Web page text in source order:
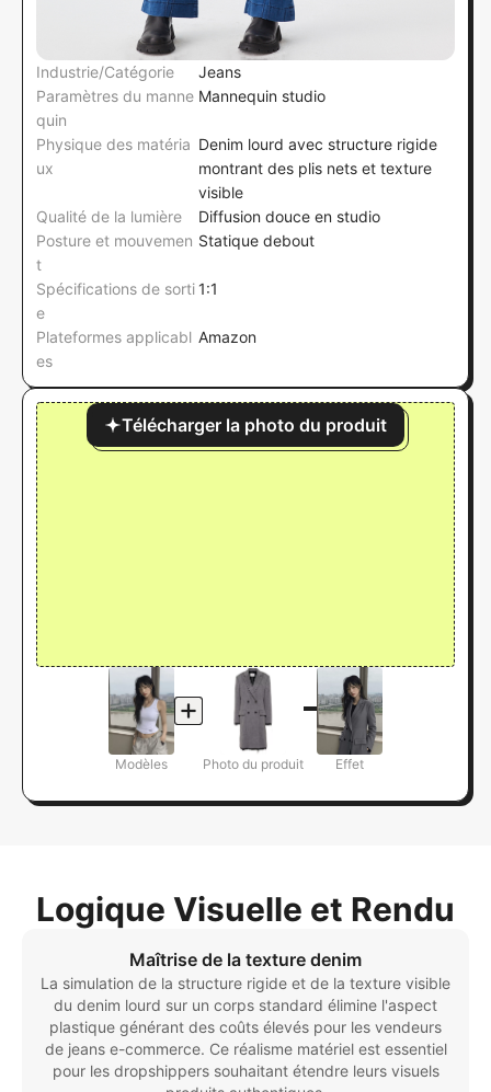
Industrie/Catégorie
Jeans
Paramètres du manne
quin
Mannequin studio
Physique des matéria
ux
Denim lourd avec structure rigide
montrant des plis nets et texture
visible
Qualité de la lumière
Diffusion douce en studio
Posture et mouvemen
t
Statique debout
Spécifications de sorti
e
1:1
Plateformes applicabl
es
Amazon
Télécharger la photo du produit
Modèles Photo du produit Effet
Logique Visuelle et Rendu
Maîtrise de la texture denim
La simulation de la structure rigide et de la texture visible
du denim lourd sur un corps standard élimine l'aspect
plastique générant des coûts élevés pour les vendeurs
de jeans e-commerce. Ce réalisme matériel est essentiel
pour les dropshippers souhaitant étendre leurs visuels